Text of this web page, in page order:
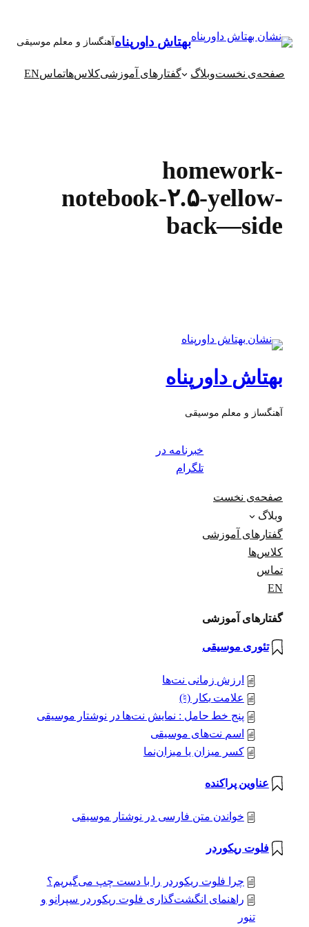
محتوا
بهتاش داورپناه آهنگساز و معلم موسیقی
صفحه‌ی نخستوبلاگ گفتارهای آموزشیکلاس‌هاتماسEN
homework-
notebook-۲.۵-yellow-
back—side
بهتاش داورپناه
آهنگساز و معلم موسیقی
خبرنامه در
تلگرام
صفحه‌ی نخست
وبلاگ
گفتارهای آموزشی
کلاس‌ها
تماس
EN
گفتارهای آموزشی
تئوری موسیقی
ارزش زمانی نت‌ها
علامت بکار (♮)
پنج خط حامل : نمایش نت‌ها در نوشتار موسیقی
اسم نت‌های موسیقی
کسر میزان یا میزان‌نما
عناوین پراکنده
خواندن متن فارسی در نوشتار موسیقی
فلوت ریکوردر
چرا فلوت ریکوردر را با دست چپ می‌گیریم؟
راهنمای انگشت‌گذاری فلوت ریکوردر سپرانو و
تنور